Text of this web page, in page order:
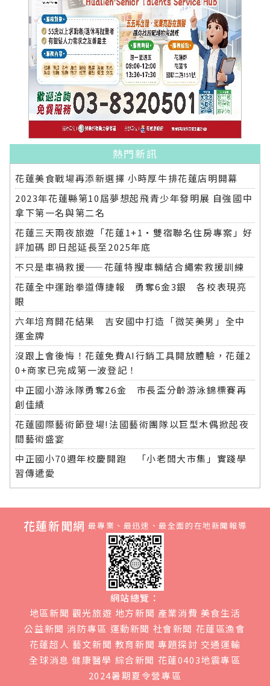
熱門新訊
花蓮美食戰場再添新選擇 小時厚牛排花蓮店明開幕
2023年花蓮縣第10屆夢想起飛青少年發明展 自強國中
拿下第一名與第二名
花蓮三天兩夜旅遊「花蓮1+1‧雙宿聯名住房專案」好
評加碼 即日起延長至2025年底
不只是車禍救援——花蓮特搜車輛結合繩索救援訓練
花蓮全中運跆拳道傳捷報 勇奪6金3銀 各校表現亮
眼
六年培育開花結果 吉安國中打造「微笑美男」全中
運金牌
沒跟上會後悔！花蓮免費AI行銷工具開放體驗，花蓮2
0+商家已完成第一波登記！
中正國小游泳隊勇奪26金 市長盃分齡游泳錦標賽再
創佳績
花蓮國際藝術節登場!法國藝術團隊以巨型木偶掀起夜
間藝術盛宴
中正國小70週年校慶開跑 「小老闆大市集」實踐學
習傳遞愛
花蓮新聞網 最專業、最迅速、最全面的在地新聞報導
網站總覽：
地區新聞 觀光旅遊 地方新聞 產業消費 美食生活
公益新聞 消防專區 運動新聞 社會新聞 花蓮區漁會
花蓮超人 藝文新聞 教育新聞 專題探討 交通運輸
全球消息 健康醫學 綜合新聞 花蓮0403地震專區
2024暑期夏令營專區